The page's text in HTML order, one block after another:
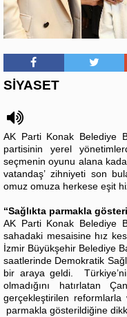
SİYASET
AK Parti Konak Belediye
partisinin yerel
seçmenin oyunu alana
vatandaş’ zihniyeti son
omuz omuza herkese eşit
“Sağlıkta parmakla
AK Parti Konak Belediye
sahadaki mesaisine hız
İzmir Büyükşehir Belediye
saatlerinde Demokratik
bir araya geldi.
olmadığını hatırlatan
gerçekleştirilen reformlarla
parmakla gösterildiğine